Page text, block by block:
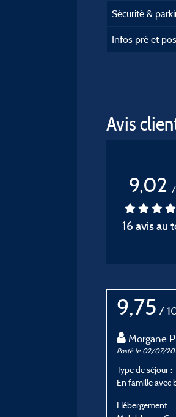
Sécurité &
Infos pré et
Avis
9,02
16 avis au
9,75 /
Morgane P
Posté le 02/07/
Type de séjour :
En famille avec
Hébergement :